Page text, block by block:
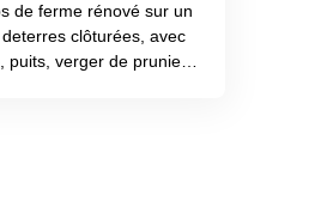
de ferme rénové sur un
clôturées, avec
verger de pruniers.